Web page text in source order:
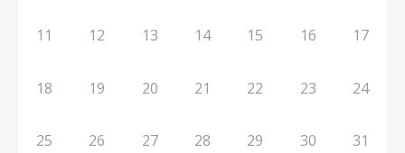
11 12 13 14 15 16 17
18 19 20 21 22 23 24
25 26 27 28 29 30 31